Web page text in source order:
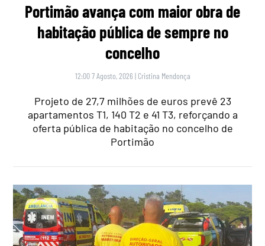
Portimão avança com maior obra de
habitação pública de sempre no
concelho
12:00 7 Agosto, 2026 | Cristina Mendonça
Projeto de 27,7 milhões de euros prevê 23
apartamentos T1, 140 T2 e 41 T3, reforçando a
oferta pública de habitação no concelho de
Portimão